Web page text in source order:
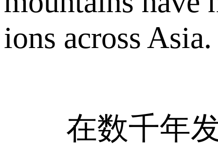
ions across Asia.
在数千年发